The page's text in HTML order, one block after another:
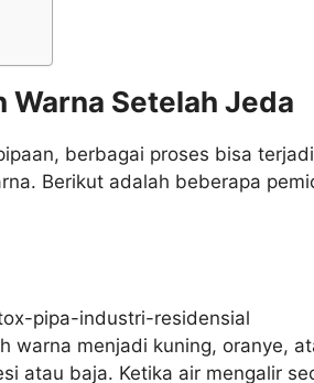
Warna Setelah Jeda
berbagai proses bisa
Berikut adalah beberapa
warna menjadi kuning, oranye,
atau baja. Ketika air mengalir